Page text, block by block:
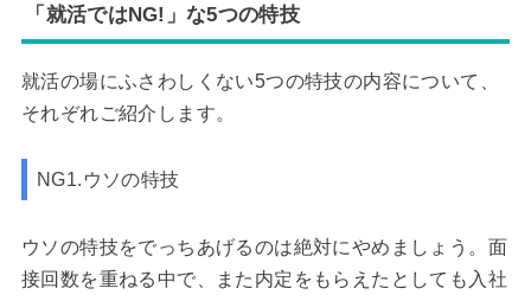
「就活ではNG!」な5つの特技
就活の場にふさわしくない5つの特技の内容について、
それぞれご紹介します。
NG1.ウソの特技
ウソの特技をでっちあげるのは絶対にやめましょう。面
接回数を重ねる中で、また内定をもらえたとしても入社